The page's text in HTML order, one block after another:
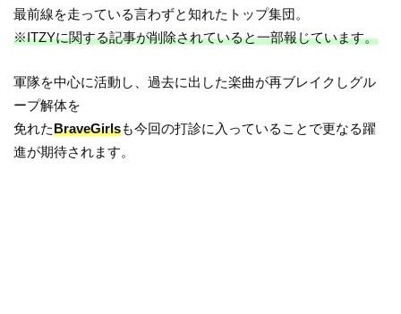
最前線を走っている言わずと知れたトップ集団。
※ITZYに関する記事が削除されていると一部報じています。
軍隊を中心に活動し、過去に出した楽曲が再ブレイクしグル
ープ解体を
免れたBraveGirlsも今回の打診に入っていることで更なる躍
進が期待されます。